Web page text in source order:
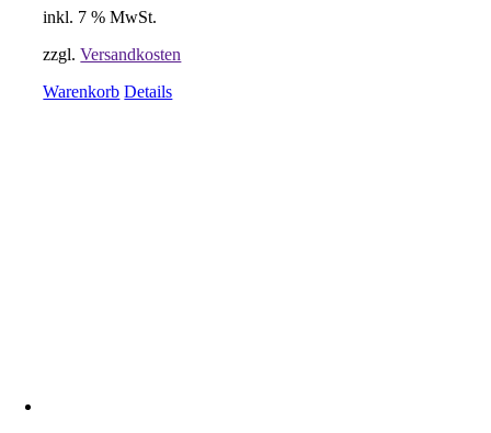
inkl. 7 % MwSt.
zzgl.Versandkosten
Warenkorb Details